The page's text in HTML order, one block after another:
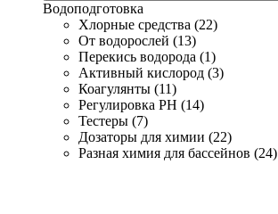
Водоподготовка
Хлорные средства (22)
От водорослей (13)
Перекись водорода (1)
Активный кислород (3)
Коагулянты (11)
Регулировка PH (14)
Тестеры (7)
Дозаторы для химии (22)
Разная химия для бассейнов (24)